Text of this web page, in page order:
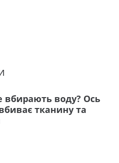
воду? Ось
тканину та